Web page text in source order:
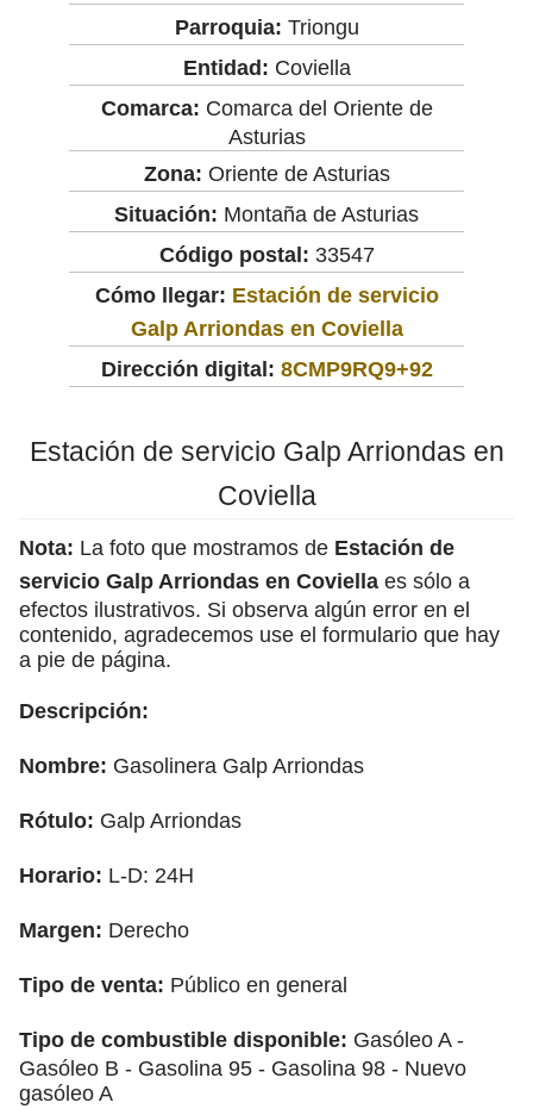
Parroquia: Triongu
Entidad: Coviella
Comarca: Comarca del Oriente de
Asturias
Zona: Oriente de Asturias
Situación: Montaña de Asturias
Código postal: 33547
Cómo llegar: Estación de servicio
Galp Arriondas en Coviella
Dirección digital: 8CMP9RQ9+92
Estación de servicio Galp Arriondas en
Coviella
Nota: La foto que mostramos de Estación de
servicio Galp Arriondas en Coviella es sólo a
efectos ilustrativos. Si observa algún error en el
contenido, agradecemos use el formulario que hay
a pie de página.
Descripción:
Nombre: Gasolinera Galp Arriondas
Rótulo: Galp Arriondas
Horario: L-D: 24H
Margen: Derecho
Tipo de venta: Público en general
Tipo de combustible disponible: Gasóleo A -
Gasóleo B - Gasolina 95 - Gasolina 98 - Nuevo
gasóleo A